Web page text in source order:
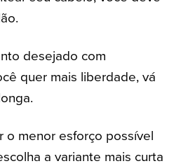
desejado com
quer mais liberdade, vá
o menor esforço possível
a variante mais curta